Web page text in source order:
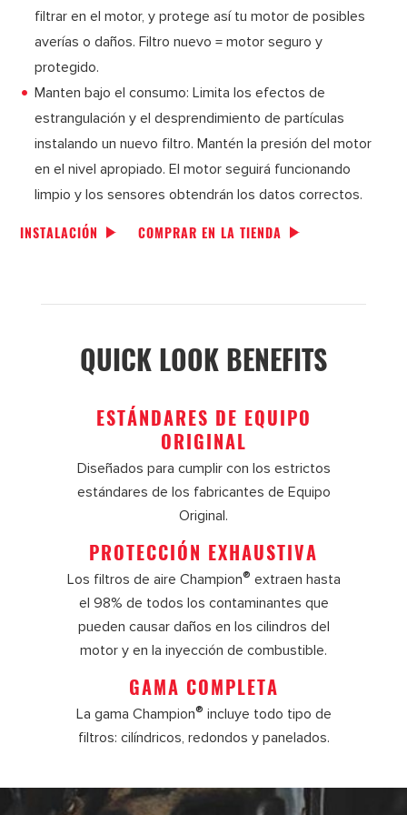
filtrar en el motor, y protege así tu motor de posibles
averías o daños. Filtro nuevo = motor seguro y
protegido.
Manten bajo el consumo: Limita los efectos de
estrangulación y el desprendimiento de partículas
instalando un nuevo filtro. Mantén la presión del motor
en el nivel apropiado. El motor seguirá funcionando
limpio y los sensores obtendrán los datos correctos.
INSTALACIÓN COMPRAR EN LA TIENDA
QUICK LOOK BENEFITS
ESTÁNDARES DE EQUIPO
ORIGINAL
Diseñados para cumplir con los estrictos
estándares de los fabricantes de Equipo
Original.
PROTECCIÓN EXHAUSTIVA
Los filtros de aire Champion® extraen hasta
el 98% de todos los contaminantes que
pueden causar daños en los cilindros del
motor y en la inyección de combustible.
GAMA COMPLETA
La gama Champion® incluye todo tipo de
filtros: cilíndricos, redondos y panelados.